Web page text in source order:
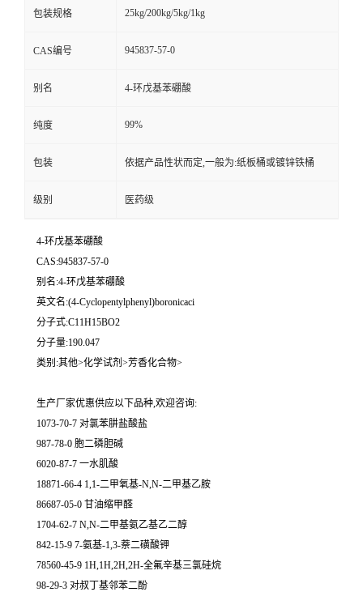
包装规格 25kg/200kg/5kg/1kg
CAS编号 945837-57-0
别名 4-环戊基苯硼酸
纯度 99%
包装 依据产品性状而定,一般为:纸板桶或镀锌铁桶
级别 医药级
4-环戊基苯硼酸
CAS:945837-57-0
别名:4-环戊基苯硼酸
英文名:(4-Cyclopentylphenyl)boronicaci
分子式:C11H15BO2
分子量:190.047
类别:其他>化学试剂>芳香化合物>
生产厂家优惠供应以下品种,欢迎咨询:
1073-70-7 对氯苯肼盐酸盐
987-78-0 胞二磷胆碱
6020-87-7 一水肌酸
18871-66-4 1,1-二甲氧基-N,N-二甲基乙胺
86687-05-0 甘油缩甲醛
1704-62-7 N,N-二甲基氨乙基乙二醇
842-15-9 7-氨基-1,3-萘二磺酸钾
78560-45-9 1H,1H,2H,2H-全氟辛基三氯硅烷
98-29-3 对叔丁基邻苯二酚